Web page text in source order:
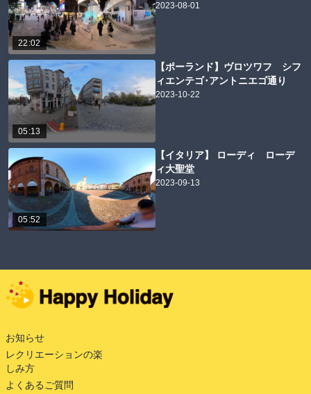
22:02
2023-08-01
05:13
【ポーランド】ヴロツワフ シフ
ィエンテゴ･アントニエゴ通り
2023-10-22
05:52
【イタリア】 ローディ ローデ
ィ大聖堂
2023-09-13
お知らせ
レクリエーションの楽
しみ方
よくあるご質問